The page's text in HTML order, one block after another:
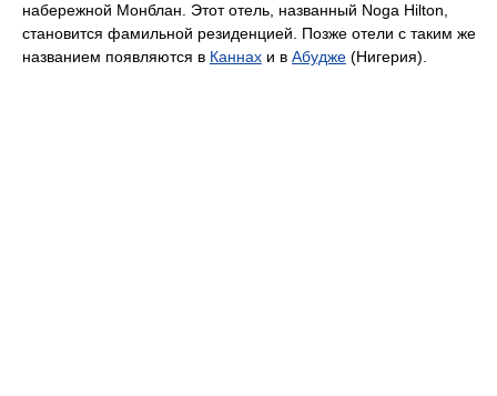
набережной Монблан. Этот отель, названный Noga Hilton,
становится фамильной резиденцией. Позже отели с таким же
названием появляются в Каннах и в Абудже (Нигерия).